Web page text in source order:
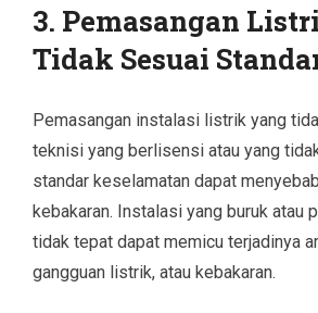
3. Pemasangan
Tidak Sesuai
Pemasangan instalasi listrik yang
teknisi yang berlisensi atau yang
standar keselamatan dapat
kebakaran. Instalasi yang buruk atau
tidak tepat dapat memicu terjadinya
gangguan listrik, atau kebakaran.